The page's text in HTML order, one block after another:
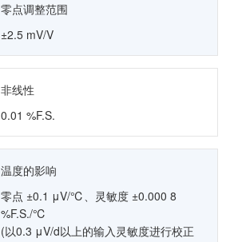
零点调整范围
±2.5 mV/V
非线性
0.01 %F.S.
温度的影响
零点 ±0.1 μV/℃、灵敏度 ±0.000 8
%F.S./℃
(以0.3 μV/d以上的输入灵敏度进行校正